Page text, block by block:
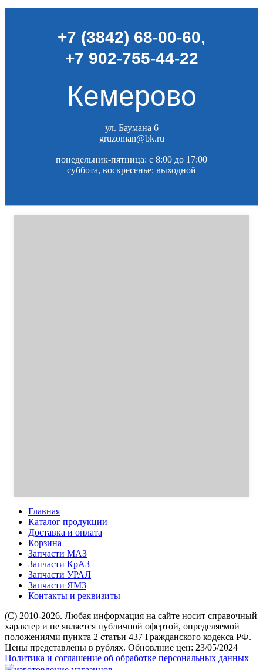
+7 (3842) 68-00-60,
+7 902-755-44-22
Кемерово
ул. Баумана 6
gruzoman@bk.ru
понедельник-пятница: c 8:00 до 17:00
суббота, воскресенье: выходной
Главная
Каталог продукции
Доставка и оплата
Корзина
Запчасти МАЗ
Запчасти КрАЗ
Запчасти УРАЛ
Запчасти ЯМЗ
Контакты и реквизиты
(C) 2010-2026. Любая информация на сайте носит справочный
характер и не является публичной офертой, определяемой
положениями пункта 2 статьи 437 Гражданского кодекса РФ.
Цены представлены в рублях. Обновлние цен: 23/05/2024
Политика и соглашение об обработке персональных данных